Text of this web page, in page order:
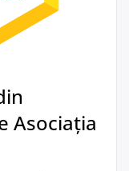
Asociația